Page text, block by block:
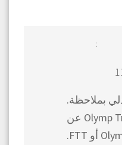
:
بملاحظة.
يختلف تداول Olymp Trade forex عن
تداول Olymp Trade stock أو FTT.